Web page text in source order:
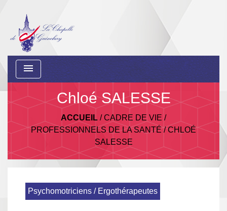
menu
Chloé SALESSE
ACCUEIL /CADRE DE VIE /
PROFESSIONNELS DE LA SANTÉ/CHLOÉ
SALESSE
Psychomotriciens / Ergothérapeutes